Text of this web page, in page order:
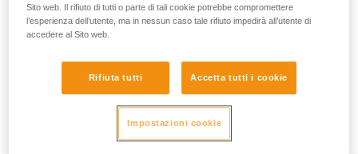
Sito web. Il rifiuto di tutti o parte di tali cookie potrebbe compromettere
l’esperienza dell’utente, ma in nessun caso tale rifiuto impedirà all’utente di
accedere al Sito web.
Rifiuta tutti Accetta tutti i cookie
Impostazioni cookie